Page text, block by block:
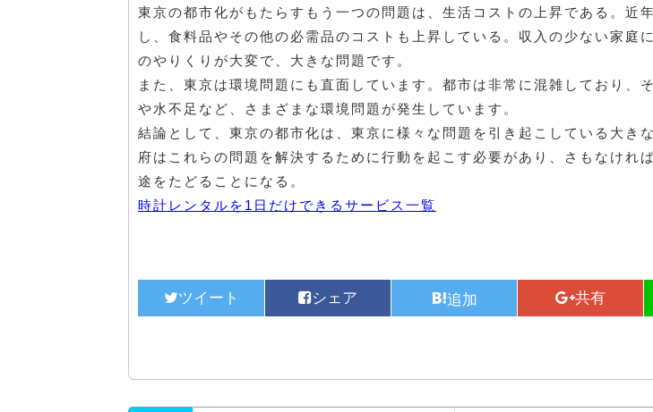
東京の都市化がもたらすもう一つの問題は、生活コストの上昇である。近
し、食料品やその他の必需品のコストも上昇している。収入の少ない家庭
のやりくりが大変で、大きな問題です。
また、東京は環境問題にも直面しています。都市は非常に混雑しており、
や水不足など、さまざまな環境問題が発生しています。
結論として、東京の都市化は、東京に様々な問題を引き起こしている大き
府はこれらの問題を解決するために行動を起こす必要があり、さもなけれ
途をたどることになる。
時計レンタルを1日だけできるサービス一覧